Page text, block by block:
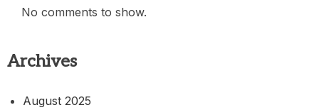
No comments to show.
Archives
August 2025